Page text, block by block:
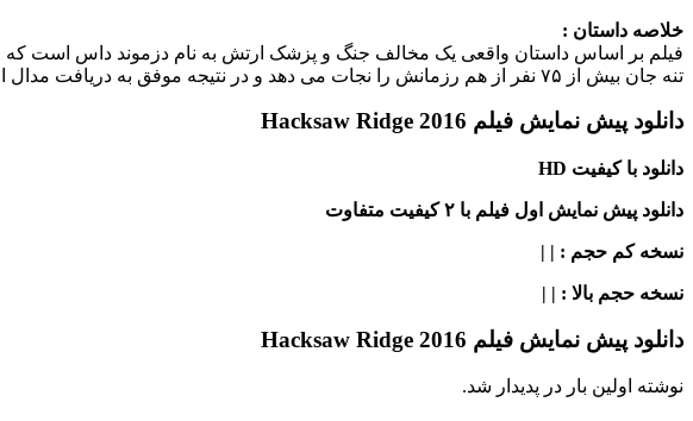
خلاصه داستان :
فیلم بر اساس داستان واقعی یک مخالف جنگ و پزشک ارتش به نام دزموند داس است
تنه جان بیش از ۷۵ نفر از هم رزمانش را نجات می دهد و در نتیجه موفق به دریافت مدال افتخار می شود و…
دانلود پیش نمایش فیلم Hacksaw Ridge 2016
دانلود با کیفیت HD
دانلود پیش نمایش اول فیلم با ۲ کیفیت متفاوت
نسخه کم حجم : | |
نسخه حجم بالا : | |
دانلود پیش نمایش فیلم Hacksaw Ridge 2016
نوشته اولین بار در پدیدار شد.